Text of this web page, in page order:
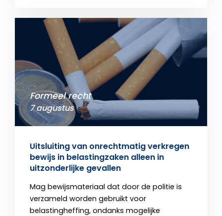
Formeel recht
7 augustus
Uitsluiting van onrechtmatig verkregen
bewijs in belastingzaken alleen in
uitzonderlijke gevallen
Mag bewijsmateriaal dat door de politie is
verzameld worden gebruikt voor
belastingheffing, ondanks mogelijke